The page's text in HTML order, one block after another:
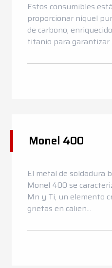
Estos consumibles
proporcionar níquel
de carbono,
titanio para garantizar
Monel 400
El metal de soldadura
Monel 400 se
Mn y Ti, un elemento
grietas en calien...